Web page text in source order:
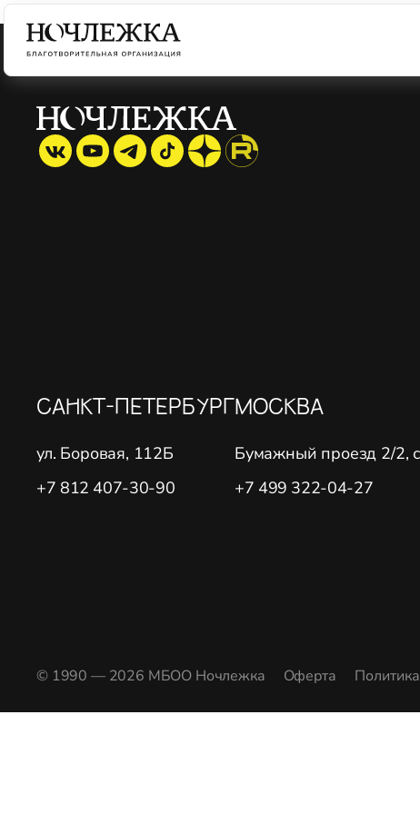
САНКТ-ПЕТЕРБУРГ
ул. Боровая, 112Б
+7 812 407-30-90
МОСКВА
Бумажный проезд 2/2,
+7 499 322-04-27
© 1990 — 2026 МБОО Ночлежка Оферта